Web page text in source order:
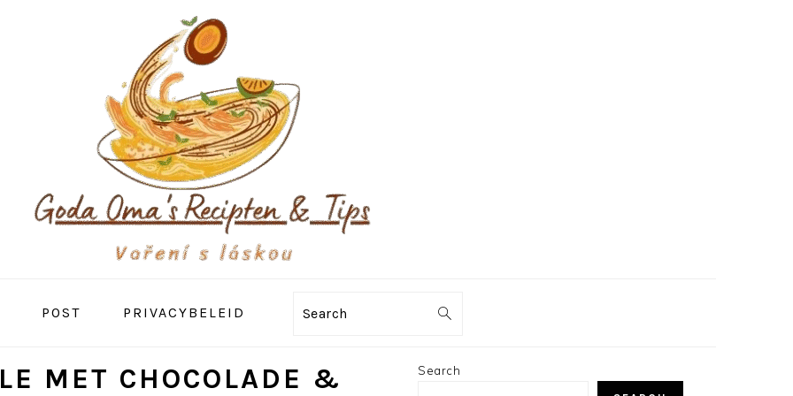
POST PRIVACYBELEID Search
MET CHOCOLADE &
PRIMARY
Search